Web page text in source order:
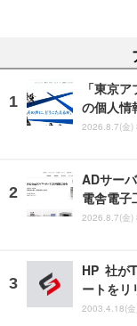
「東京
の個人情
2026.8.7(金)
ADサー
電舎電子
2026.8.7(金)
HP 社が
ートをリ
2003.4.18(